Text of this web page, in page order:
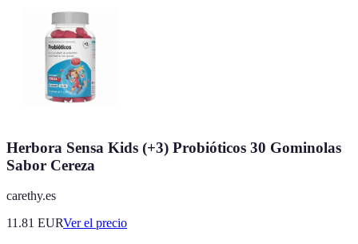
Herbora Sensa Kids (+3) Probióticos 30 Gominolas
Sabor Cereza
carethy.es
11.81 EURVer el precio